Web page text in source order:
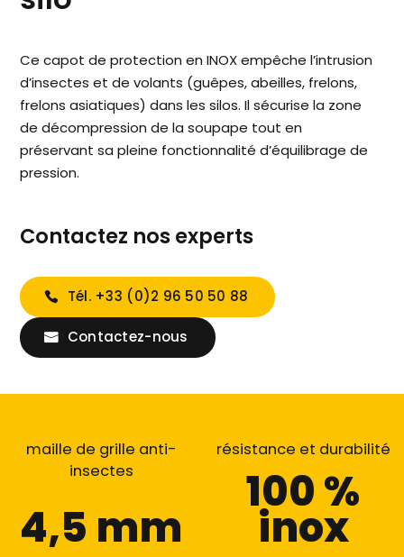
Ce capot de protection en INOX empêche l’intrusion
d’insectes et de volants (guêpes, abeilles, frelons,
frelons asiatiques) dans les silos. Il sécurise la zone
de décompression de la soupape tout en
préservant sa pleine fonctionnalité d’équilibrage de
pression.
Contactez nos experts
Tél. +33 (0)2 96 50 50 88
Contactez-nous
maille de grille anti-
insectes
4,5 mm
résistance et durabilité
100 %
inox